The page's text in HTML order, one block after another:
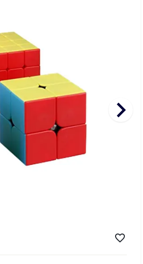
keyboard_arrow_right